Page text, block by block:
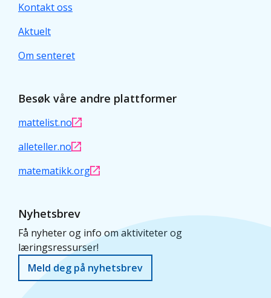
Kontakt oss
Aktuelt
Om senteret
Besøk våre andre plattformer
mattelist.no
alleteller.no
matematikk.org
Nyhetsbrev
Få nyheter og info om aktiviteter og
læringsressurser!
Meld deg på nyhetsbrev